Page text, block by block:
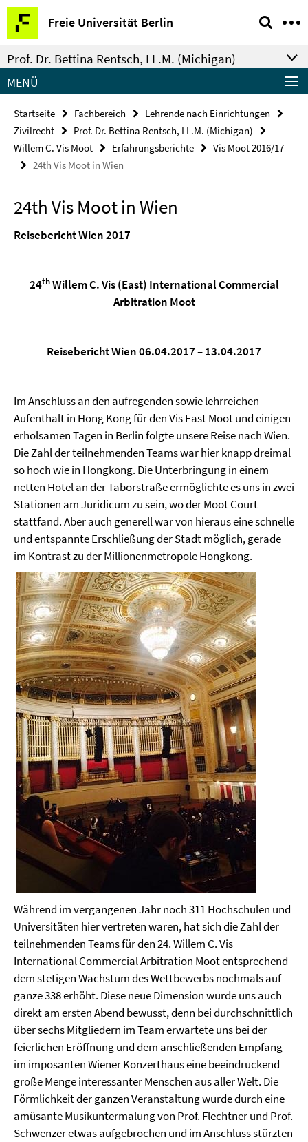
Springe
direkt
zu
Inhalt
Freie Universität Berlin
Service-
Navigation
Prof. Dr. Bettina Rentsch, LL.M. (Michigan)
MENÜ
Startseite Fachbereich
Lehrende nach Einrichtungen
Zivilrecht
Prof. Dr. Bettina Rentsch, LL.M. (Michigan)
Willem C. Vis Moot
Erfahrungsberichte
Vis Moot 2016/17
24th Vis Moot in Wien
24th Vis Moot in Wien
Reisebericht Wien 2017
24thWillem C. Vis (East) International Commercial
Arbitration Moot
Reisebericht Wien 06.04.2017 – 13.04.2017
Im Anschluss an den aufregenden sowie lehrreichen
Aufenthalt in Hong Kong für den Vis East Moot und einigen
erholsamen Tagen in Berlin folgte unsere Reise nach Wien.
Die Zahl der teilnehmenden Teams war hier knapp dreimal
so hoch wie in Hongkong. Die Unterbringung in einem
netten Hotel an der Taborstraße ermöglichte es uns in zwei
Stationen am Juridicum zu sein, wo der Moot Court
stattfand. Aber auch generell war von hieraus eine schnelle
und entspannte Erschließung der Stadt möglich, gerade
im Kontrast zu der Millionenmetropole Hongkong.
Während im vergangenen Jahr noch 311 Hochschulen und
Universitäten hier vertreten waren, hat sich die Zahl der
teilnehmenden Teams für den 24. Willem C. Vis
International Commercial Arbitration Moot entsprechend
dem stetigen Wachstum des Wettbewerbs nochmals auf
ganze 338 erhöht. Diese neue Dimension wurde uns auch
direkt am ersten Abend bewusst, denn bei durchschnittlich
über sechs Mitgliedern im Team erwartete uns bei der
feierlichen Eröffnung und dem anschließenden Empfang
im imposanten Wiener Konzerthaus eine beeindruckend
große Menge interessanter Menschen aus aller Welt. Die
Förmlichkeit der ganzen Veranstaltung wurde durch eine
amüsante Musikuntermalung von Prof. Flechtner und Prof.
Schwenzer etwas aufgebrochen und im Anschluss stürzten